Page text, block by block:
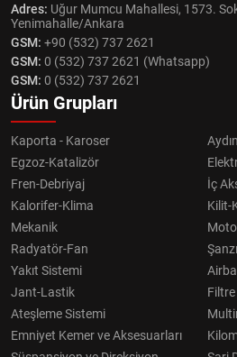
Adres: Uğur Mumcu Mahallesi, 1573.
Yenimahalle/Ankara
GSM: +90 (532) 737 2621
GSM: 0 (532) 737 2621 (Whatsapp)
GSM: 0 (532) 737 2621
Ürün Grupları
Kaporta - Karoser
Egzoz-Katalizör
Fren-Debriyaj
İç
Kalorifer-Klima
Kilit-
Mekanik
Radyatör-Fan
Yakıt Sistemi
Jant-Lastik
Filtre
Ateşleme Sistemi
Emniyet Kemer ve Aksesuarları